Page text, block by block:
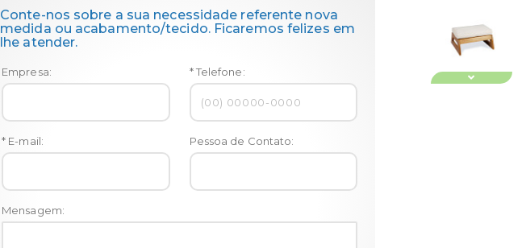
Conte-nos sobre a sua necessidade referente nova
medida ou acabamento/tecido. Ficaremos felizes em
lhe atender.
Empresa: * Telefone:
* E-mail: Pessoa de Contato:
Mensagem: